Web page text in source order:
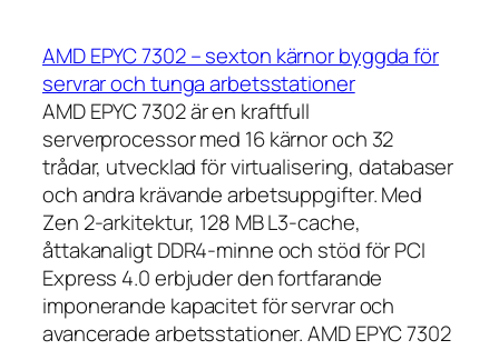
AMD EPYC 7302 – sexton kärnor byggda för
servrar och tunga arbetsstationer
AMD EPYC 7302 är en kraftfull
serverprocessor med 16 kärnor och 32
trådar, utvecklad för virtualisering, databaser
och andra krävande arbetsuppgifter. Med
Zen 2-arkitektur, 128 MB L3-cache,
åttakanaligt DDR4-minne och stöd för PCI
Express 4.0 erbjuder den fortfarande
imponerande kapacitet för servrar och
avancerade arbetsstationer. AMD EPYC 7302